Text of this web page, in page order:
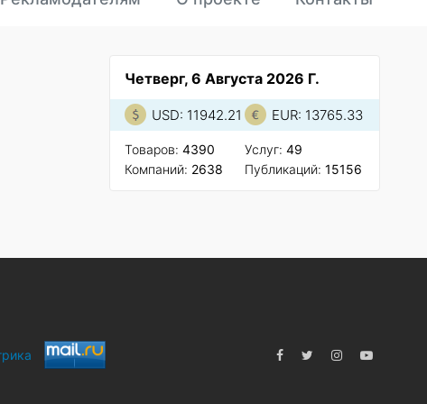
Четверг, 6 Августа 2026 Г.
USD: 11942.21 EUR: 13765.33
Товаров: 4390
Компаний: 2638
Услуг: 49
Публикаций: 15156